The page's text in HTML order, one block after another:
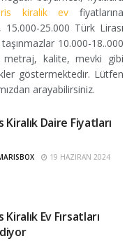
kiralık ev fiyatlarına
25.000 Türk Lirası
10.000-18..000
metraj, kalite, mevki gibi
göstermektedir. Lütfen
arayabilirsiniz.
Kiralık Daire Fiyatları
19 HAZIRAN 2024
Ev Fırsatları